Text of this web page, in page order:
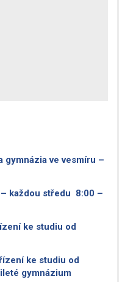
gymnázia ve vesmíru –
každou středu 8:00 –
ke studiu od
ke studiu od
gymnázium